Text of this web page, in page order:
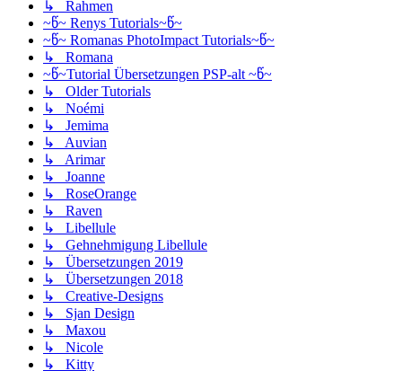
↳ Rahmen
~წ~ Renys Tutorials~წ~
~წ~ Romanas PhotoImpact Tutorials~წ~
↳ Romana
~წ~Tutorial Übersetzungen PSP-alt ~წ~
↳ Older Tutorials
↳ Noémi
↳ Jemima
↳ Auvian
↳ Arimar
↳ Joanne
↳ RoseOrange
↳ Raven
↳ Libellule
↳ Gehnehmigung Libellule
↳ Übersetzungen 2019
↳ Übersetzungen 2018
↳ Creative-Designs
↳ Sjan Design
↳ Maxou
↳ Nicole
↳ Kitty